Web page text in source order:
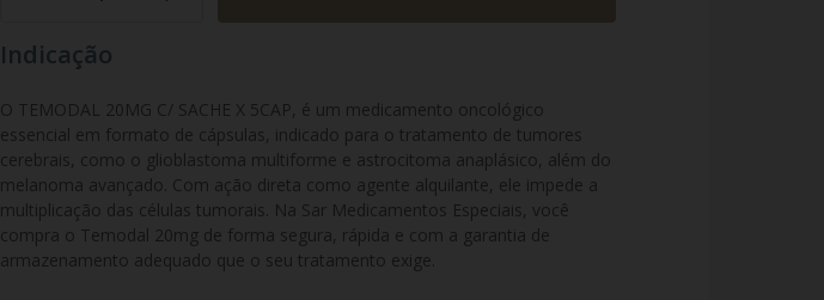
Indicação
O TEMODAL 20MG C/ SACHE X 5CAP, é um medicamento oncológico
essencial em formato de cápsulas, indicado para o tratamento de tumores
cerebrais, como o glioblastoma multiforme e astrocitoma anaplásico, além do
melanoma avançado. Com ação direta como agente alquilante, ele impede a
multiplicação das células tumorais. Na Sar Medicamentos Especiais, você
compra o Temodal 20mg de forma segura, rápida e com a garantia de
armazenamento adequado que o seu tratamento exige.